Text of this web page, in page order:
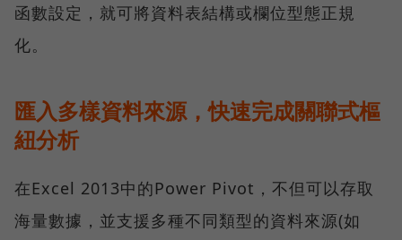
函數設定，就可將資料表結構或欄位型態正規
化。
匯入多樣資料來源，快速完成關聯式樞
紐分析
在Excel 2013中的Power Pivot，不但可以存取
海量數據，並支援多種不同類型的資料來源(如